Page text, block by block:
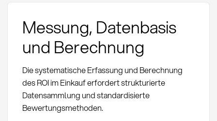
Messung, Datenbasis
und Berechnung
Die systematische Erfassung und Berechnung
des ROI im Einkauf erfordert strukturierte
Datensammlung und standardisierte
Bewertungsmethoden.